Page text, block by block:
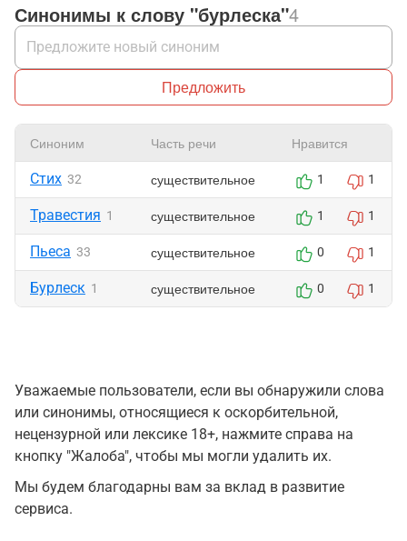
Синонимы к слову "бурлеска"4
Предложить
Синоним Часть речи Нравится
Стих 32 существительное 1 1
Травестия 1 существительное 1 1
Пьеса 33 существительное 0 1
Бурлеск 1 существительное 0 1
Уважаемые пользователи, если вы обнаружили слова
или синонимы, относящиеся к оскорбительной,
нецензурной или лексике 18+, нажмите справа на
кнопку "Жалоба", чтобы мы могли удалить их.
Мы будем благодарны вам за вклад в развитие
сервиса.